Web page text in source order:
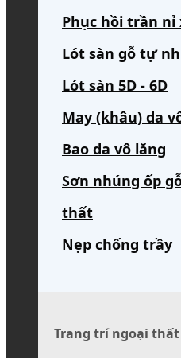
Phục hồi trần nỉ
Lót sàn gỗ tự
Lót sàn 5D - 6D
May (khâu) da
Bao da vô lăng
Sơn nhúng ốp
thất
Nẹp chống trầy
Trang trí ngoại thất